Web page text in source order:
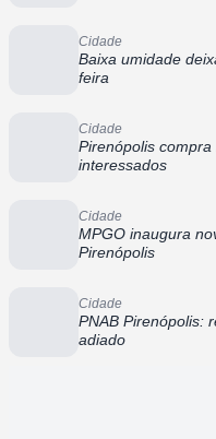
Cidade
Baixa umidade
feira
Cidade
Pirenópolis
interessados
Cidade
MPGO inaugura
Pirenópolis
Cidade
PNAB Pirenópolis:
adiado